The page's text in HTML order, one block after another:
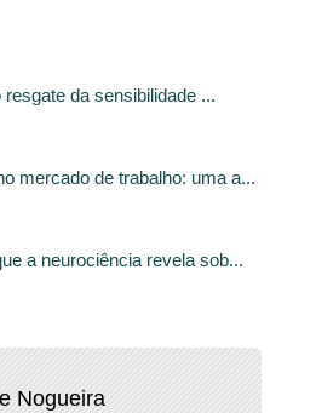
da sensibilidade ...
mercado de trabalho: uma a...
a neurociência revela sob...
Nogueira